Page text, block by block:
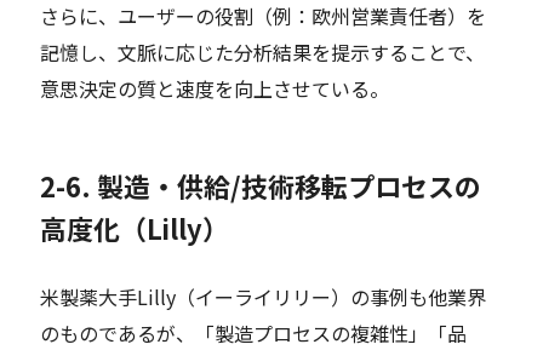
さらに、ユーザーの役割（例：欧州営業責任者）を
記憶し、文脈に応じた分析結果を提示することで、
意思決定の質と速度を向上させている。
2-6. 製造・供給/技術移転プロセスの
高度化（Lilly）
米製薬大手Lilly（イーライリリー）の事例も他業界
のものであるが、「製造プロセスの複雑性」「品